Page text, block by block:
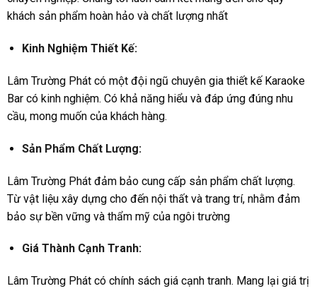
khách sản phẩm hoàn hảo và chất lượng nhất
Kinh Nghiệm Thiết Kế:
Lâm Trường Phát có một đội ngũ chuyên gia thiết kế Karaoke
Bar có kinh nghiệm. Có khả năng hiểu và đáp ứng đúng nhu
cầu, mong muốn của khách hàng.
Sản Phẩm Chất Lượng:
Lâm Trường Phát đảm bảo cung cấp sản phẩm chất lượng.
Từ vật liệu xây dựng cho đến nội thất và trang trí, nhằm đảm
bảo sự bền vững và thẩm mỹ của ngôi trường
Giá Thành Cạnh Tranh:
Lâm Trường Phát có chính sách giá cạnh tranh. Mang lại giá trị